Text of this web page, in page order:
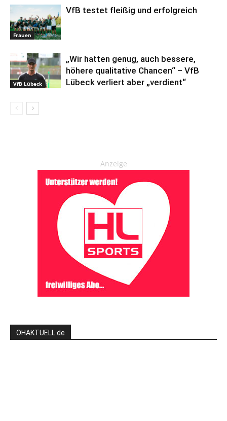
Frauen
VfB testet fleißig und erfolgreich
VfB Lübeck
„Wir hatten genug, auch bessere,
höhere qualitative Chancen“ – VfB
Lübeck verliert aber „verdient“
Anzeige
OHAKTUELL.de